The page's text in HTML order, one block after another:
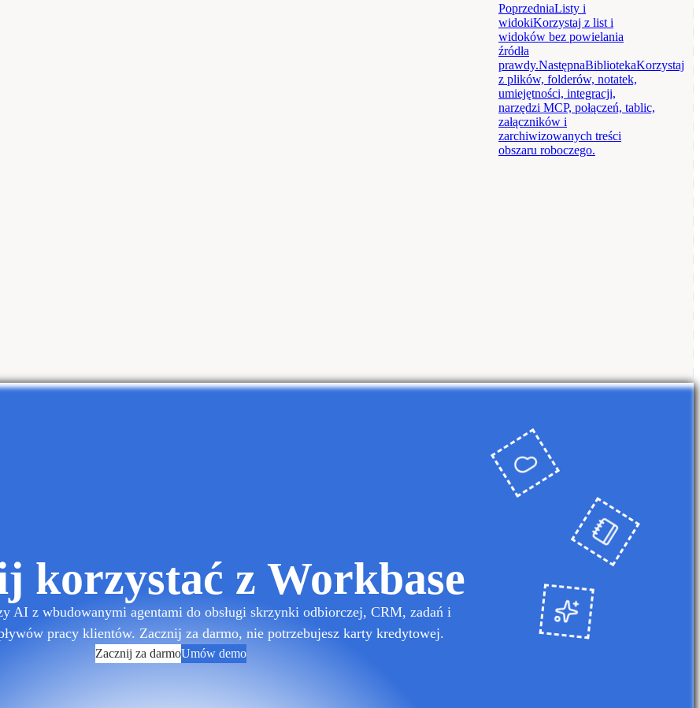
PoprzedniaListy i
widokiKorzystaj z list i
widoków bez powielania
źródła
prawdy.NastępnaBibliotekaKorzystaj
z plików, folderów, notatek,
umiejętności, integracji,
narzędzi MCP, połączeń, tablic,
załączników i
zarchiwizowanych treści
obszaru roboczego.
korzystać z Workbase
AI z wbudowanymi agentami do obsługi skrzynki odbiorczej, CRM, zadań i
pracy klientów. Zacznij za darmo, nie potrzebujesz karty kredytowej.
Zacznij za darmoUmów demo